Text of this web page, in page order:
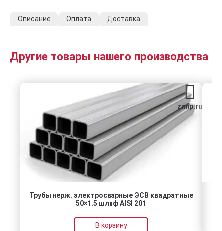
Описание Оплата Доставка
Другие товары нашего производства
zmip.ru
Трубы нерж. электросварные ЭСВ квадратные
50×1.5 шлиф AISI 201
В корзину